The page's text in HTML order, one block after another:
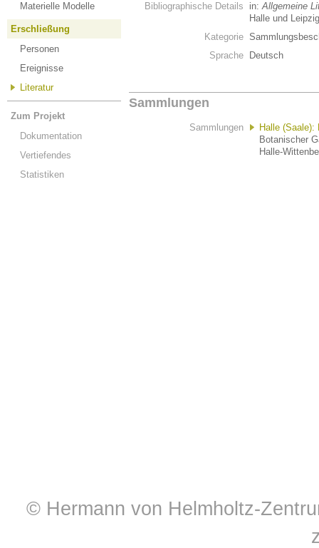
Materielle Modelle
Erschließung
Personen
Ereignisse
Literatur
Zum Projekt
Dokumentation
Vertiefendes
Statistiken
Bibliographische Details
in:Allgemeine
Halle und
Kategorie
Sprache
Deutsch
Sammlungen
Sammlungen
Halle (Saale):
Botanischer
Halle-
© Hermann von Helmholtz-